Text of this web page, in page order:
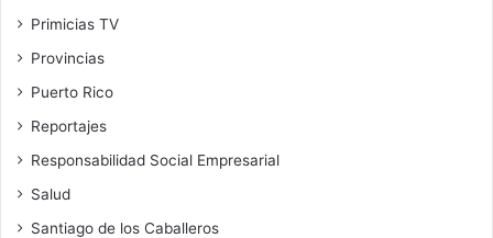
Primicias TV
Provincias
Puerto Rico
Reportajes
Responsabilidad Social Empresarial
Salud
Santiago de los Caballeros